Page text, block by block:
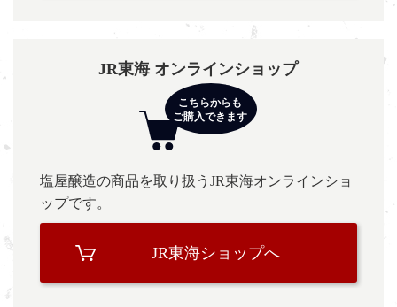
JR東海 オンラインショップ
塩屋醸造の商品を取り扱うJR東海オンラインショ
ップです。
JR東海ショップへ